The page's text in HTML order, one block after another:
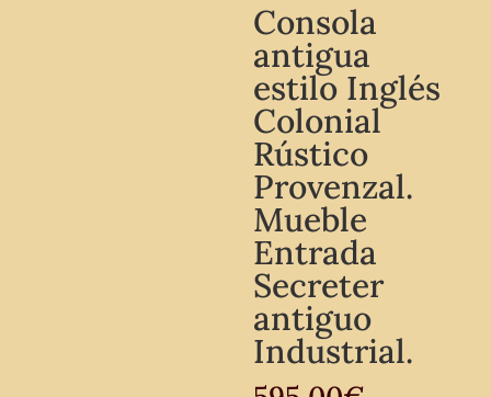
Consola
antigua
estilo Inglés
Colonial
Rústico
Provenzal.
Mueble
Entrada
Secreter
antiguo
Industrial.